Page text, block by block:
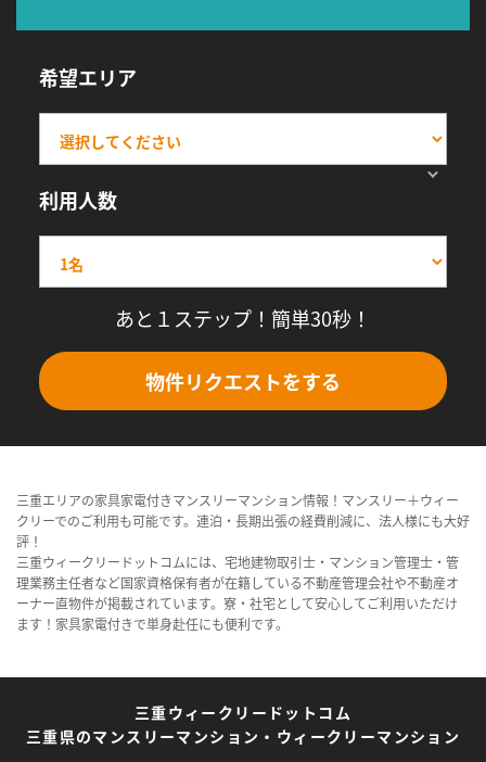
希望エリア
利用人数
あと１ステップ！簡単30秒！
物件リクエストをする
三重エリアの家具家電付きマンスリーマンション情報！マンスリー＋ウィー
クリーでのご利用も可能です。連泊・長期出張の経費削減に、法人様にも大好
評！
三重ウィークリードットコムには、宅地建物取引士・マンション管理士・管
理業務主任者など国家資格保有者が在籍している不動産管理会社や不動産オ
ーナー直物件が掲載されています。寮・社宅として安心してご利用いただけ
ます！家具家電付きで単身赴任にも便利です。
三重ウィークリードットコム
三重県のマンスリーマンション・ウィークリーマンション